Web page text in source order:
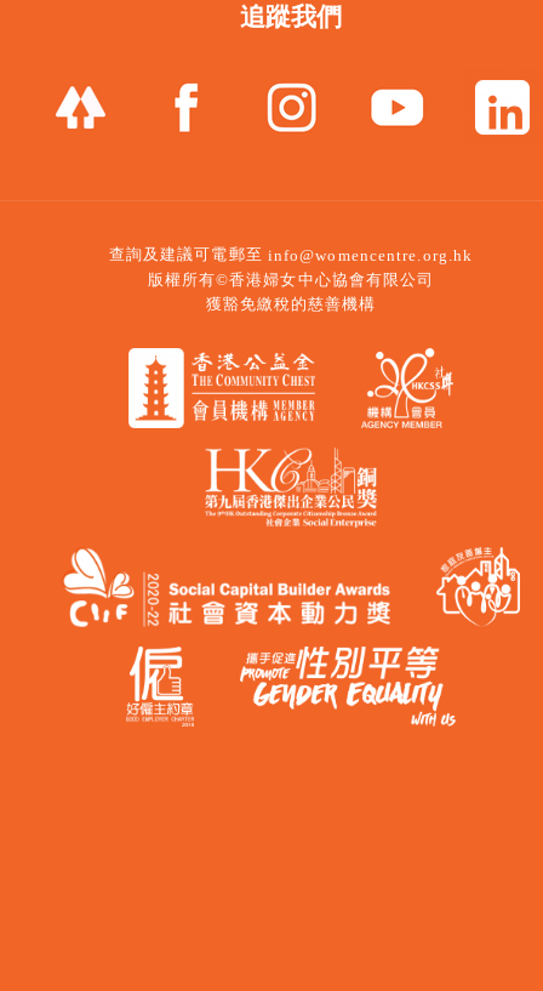
追蹤我們
查詢及建議可電郵至 info@womencentre.org.hk
版權所有©香港婦女中心協會有限公司
獲豁免繳稅的慈善機構